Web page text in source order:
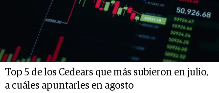
Top 5 de los Cedears que más subieron en julio,
a cuáles apuntarles en agosto